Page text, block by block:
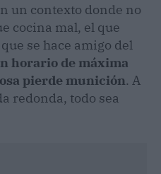
un contexto donde no
cocina mal, el que
se hace amigo del
horario de máxima
pierde munición. A
redonda, todo sea